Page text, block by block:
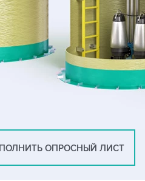
ОПРОСНЫЙ ЛИСТ